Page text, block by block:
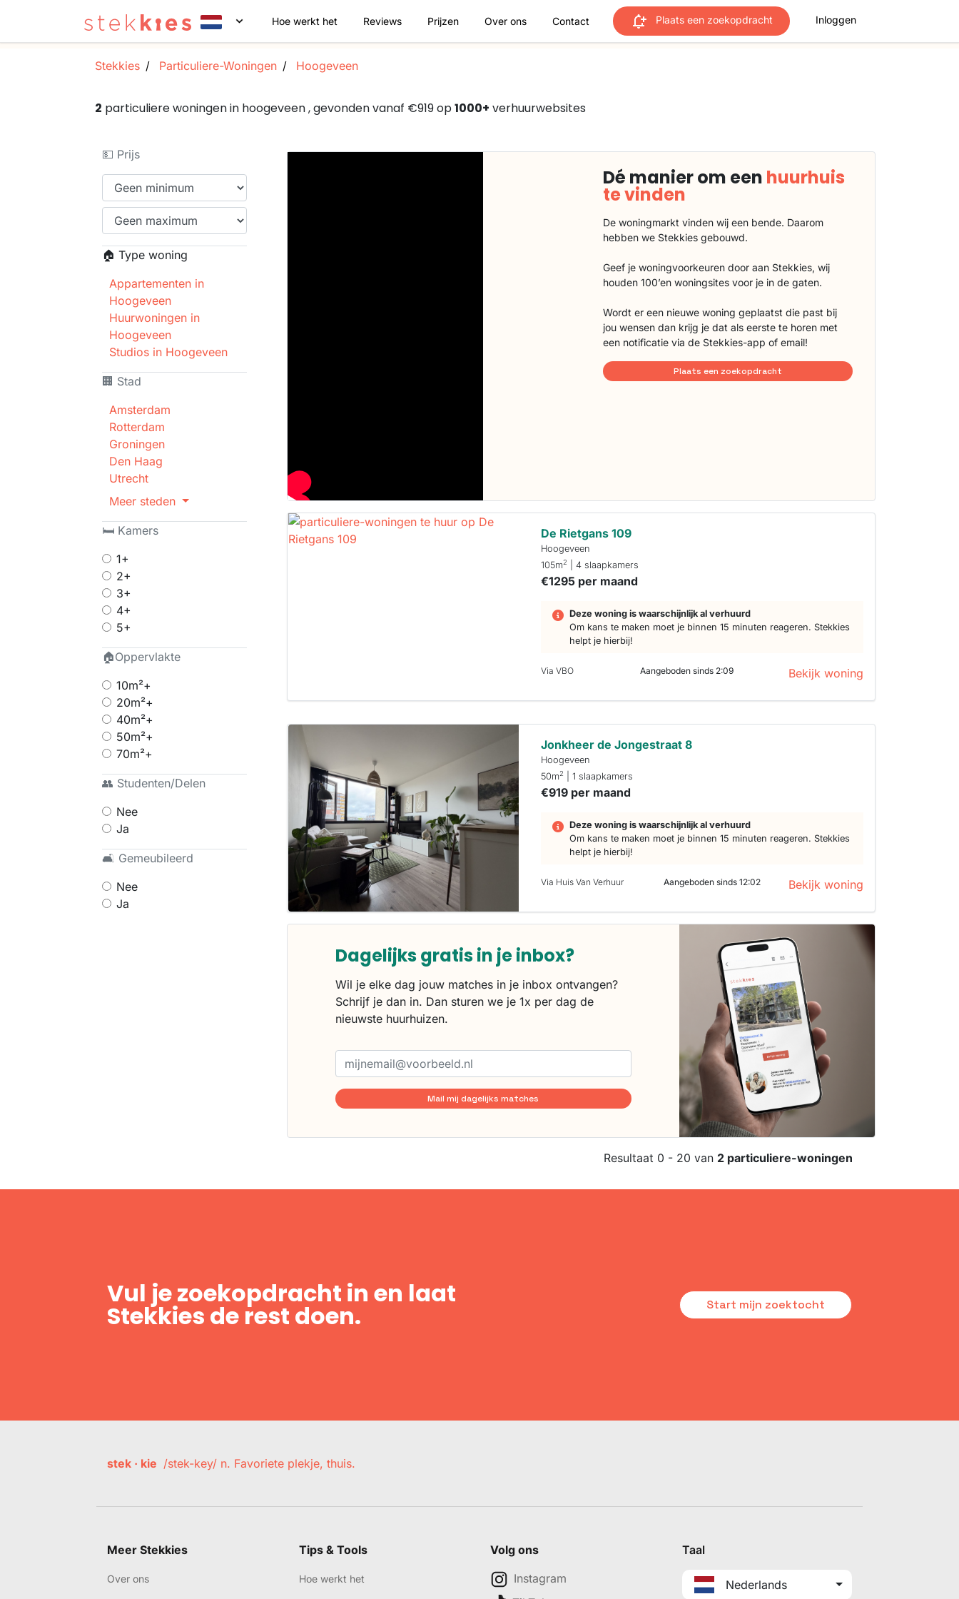
Hoe werkt het Reviews Prijzen Over ons Contact Plaats een zoekopdracht Inloggen
Stekkies Particuliere-Woningen Hoogeveen
2 particuliere woningen in hoogeveen , gevonden vanaf €919 op1000+ verhuurwebsites
💵 Prijs
🏠 Type woning
Appartementen in
Hoogeveen
Huurwoningen in
Hoogeveen
Studios in Hoogeveen
🏢 Stad
Amsterdam
Rotterdam
Groningen
Den Haag
Utrecht
Meer steden
🛏 Kamers
1+
2+
3+
4+
5+
🏠Oppervlakte
10m²+
20m²+
40m²+
50m²+
70m²+
👥 Studenten/Delen
Nee
Ja
🛋 Gemeubileerd
Nee
Ja
Dé manier om een huurhuis
te vinden
De woningmarkt vinden wij een bende. Daarom
hebben we Stekkies gebouwd.
Geef je woningvoorkeuren door aan Stekkies, wij
houden 100’en woningsites voor je in de gaten.
Wordt er een nieuwe woning geplaatst die past bij
jou wensen dan krijg je dat als eerste te horen met
een notificatie via de Stekkies-app of email!
Plaats een zoekopdracht
De Rietgans 109
Hoogeveen
105m2 | 4 slaapkamers
€1295 per maand
Deze woning is waarschijnlijk al verhuurd
Om kans te maken moet je binnen 15 minuten reageren. Stekkies
helpt je hierbij!
Via VBO Aangeboden sinds 2:09 Bekijk woning
Jonkheer de Jongestraat 8
Hoogeveen
50m2 | 1 slaapkamers
€919 per maand
Deze woning is waarschijnlijk al verhuurd
Om kans te maken moet je binnen 15 minuten reageren. Stekkies
helpt je hierbij!
Via Huis Van Verhuur Aangeboden sinds 12:02 Bekijk woning
Dagelijks gratis in je inbox?
Wil je elke dag jouw matches in je inbox ontvangen?
Schrijf je dan in. Dan sturen we je 1x per dag de
nieuwste huurhuizen.
Mail mij dagelijks matches
Resultaat 0 - 20 van 2 particuliere-woningen
Vul je zoekopdracht in en laat
Stekkies de rest doen. Start mijn zoektocht
stek · kie /stek-key/ n. Favoriete plekje, thuis.
Meer Stekkies
Over ons
Tips & Tools
Hoe werkt het
Volg ons
Instagram
Taal
Nederlands